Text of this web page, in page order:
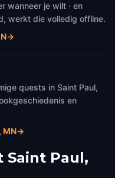
wanneer je wilt · en
werkt die volledig offline.
→
quests in Saint Paul,
en
MN→
Saint Paul,